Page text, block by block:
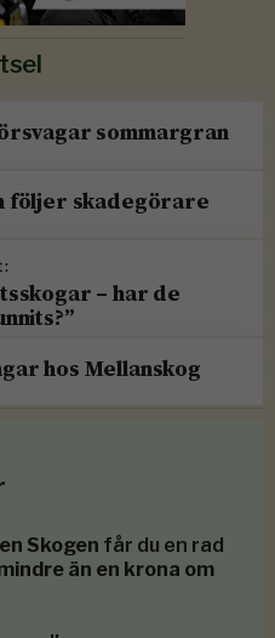
sommargran
följer skadegörare
– har de
hos Mellanskog
Skogen får du en rad
än en krona om